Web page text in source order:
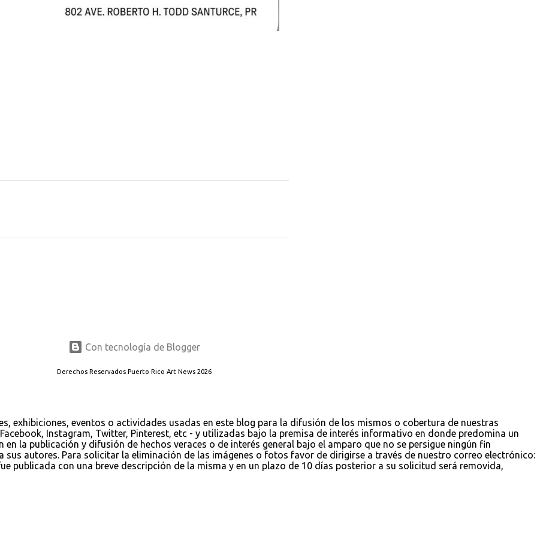
Con tecnología de Blogger
Derechos Reservados Puerto Rico Art News 2026
exhibiciones, eventos o actividades usadas en este blog para la difusión de los mismos o cobertura de nuestras
Instagram, Twitter, Pinterest, etc - y utilizadas bajo la premisa de interés informativo en donde predomina un
la publicación y difusión de hechos veraces o de interés general bajo el amparo que no se persigue ningún fin
sus autores. Para solicitar la eliminación de las imágenes o fotos favor de dirigirse a través de nuestro correo electrónico:
publicada con una breve descripción de la misma y en un plazo de 10 días posterior a su solicitud será removida,